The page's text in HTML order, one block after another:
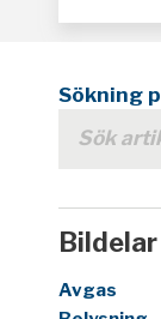
Sökning
Bildelar
Avgas